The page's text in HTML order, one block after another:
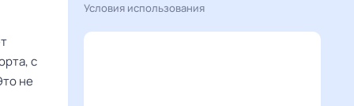
с
не
Условия использования